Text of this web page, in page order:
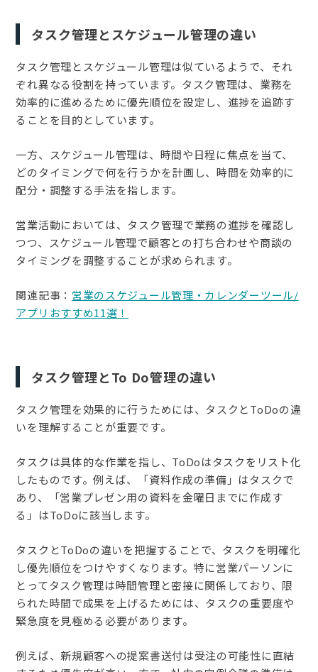
タスク管理とスケジュール管理の違い
タスク管理とスケジュール管理は似ているようで、それ
ぞれ異なる役割を持っています。タスク管理は、業務を
効率的に進めるために優先順位を設定し、進捗を追跡す
ることを目的としています。
一方、スケジュール管理は、時間や日程に焦点を当て、
どのタイミングで何を行うかを計画し、時間を効率的に
配分・調整する手法を指します。
営業活動においては、タスク管理で業務の進捗を確認し
つつ、スケジュール管理で顧客との打ち合わせや商談の
タイミングを調整することが求められます。
関連記事： 営業のスケジュール管理・カレンダーツール/
アプリおすすめ11選！
タスク管理とTo Do管理の違い
タスク管理を効果的に行うためには、タスクとToDoの違
いを理解することが重要です。
タスクは具体的な作業を指し、ToDoはタスクをリスト化
したものです。例えば、「資料作成の準備」はタスクで
あり、「営業プレゼン用の資料を金曜日までに作成す
る」はToDoに該当します。
タスクとToDoの違いを把握することで、タスクを明確化
し優先順位をつけやすくなります。特に営業パーソンに
とってタスク管理は時間管理と密接に関係しており、限
られた時間で成果を上げるためには、タスクの重要度や
緊急度を見極める必要があります。
例えば、新規顧客への提案書送付は受注の可能性に直結